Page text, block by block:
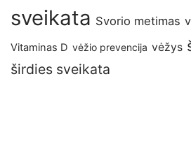
sveikata Svorio metimas
Vitaminas D vėžio prevencija vėžys
širdies sveikata